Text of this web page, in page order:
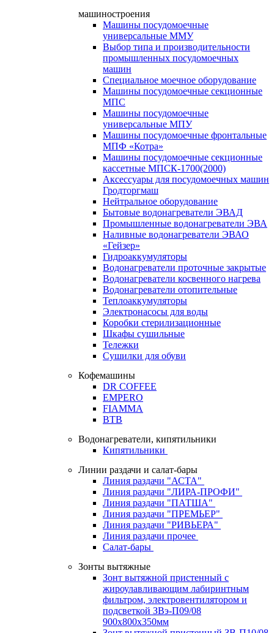
машиностроения
Машины посудомоечные
универсальные ММУ
Выбор типа и производительности
промышленных посудомоечных
машин
Специальное моечное оборудование
Машины посудомоечные секционные
МПС
Машины посудомоечные
универсальные МПУ
Машины посудомоечные фронтальные
МПФ «Котра»
Машины посудомоечные секционные
кассетные МПСК-1700(2000)
Аксессуары для посудомоечных машин
Гродторгмаш
Нейтральное оборудование
Бытовые водонагреватели ЭВАД
Промышленные водонагреватели ЭВА
Наливные водонагреватели ЭВАО
«Гейзер»
Гидроаккумуляторы
Водонагреватели проточные закрытые
Водонагреватели косвенного нагрева
Водонагреватели отопительные
Теплоаккумуляторы
Электронасосы для воды
Коробки стерилизационные
Шкафы сушильные
Тележки
Сушилки для обуви
Кофемашины
DR COFFEE
EMPERO
FIAMMA
BTB
Водонагреватели, кипятильники
Кипятильники
Линии раздачи и салат-бары
Линия раздачи "АСТА"
Линия раздачи "ЛИРА-ПРОФИ"
Линия раздачи "ПАТША"
Линия раздачи "ПРЕМЬЕР"
Линия раздачи "РИВЬЕРА"
Линия раздачи прочее
Салат-бары
Зонты вытяжные
Зонт вытяжной пристенный с
жироулавливающим лабиринтным
фильтром, электровентилятором и
подсветкой ЗВэ-П09/08
900х800х350мм